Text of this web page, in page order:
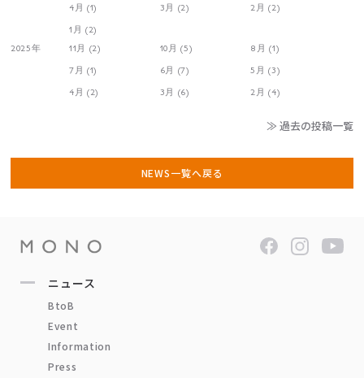
4月 (1)
3月 (2)
2月 (2)
1月 (2)
2025年
11月 (2) 10月 (5)
8月 (1)
7月 (1)
6月 (7)
5月 (3)
4月 (2)
3月 (6) 2月 (4)
≫ 過去の投稿一覧
NEWS一覧へ戻る
ニュース
BtoB
Event
Information
Press